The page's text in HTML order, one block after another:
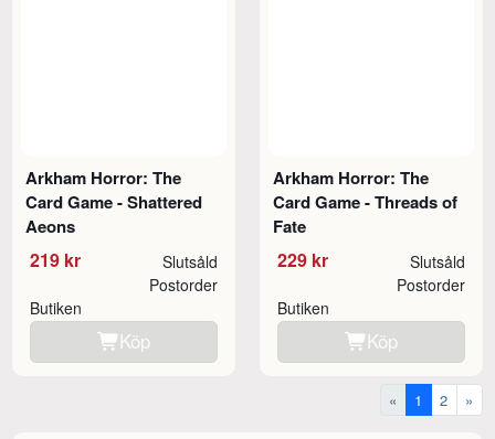
Arkham Horror: The
Card Game - Shattered
Aeons
219 kr Slutsåld
Butiken
Postorder
Köp
Arkham Horror: The
Card Game - Threads of
Fate
229 kr Slutsåld
Butiken
Postorder
Köp
« 1 2 »